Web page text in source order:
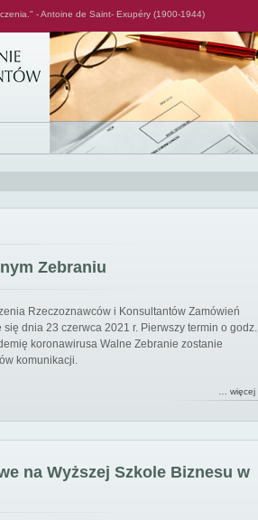
- Antoine de Saint- Exupéry (1900-1944)
Zebraniu
Rzeczoznawców i Konsultantów Zamówień
dnia 23 czerwca 2021 r. Pierwszy termin o godz.
koronawirusa Walne Zebranie zostanie
komunikacji.
… więcej
na Wyższej Szkole Biznesu w